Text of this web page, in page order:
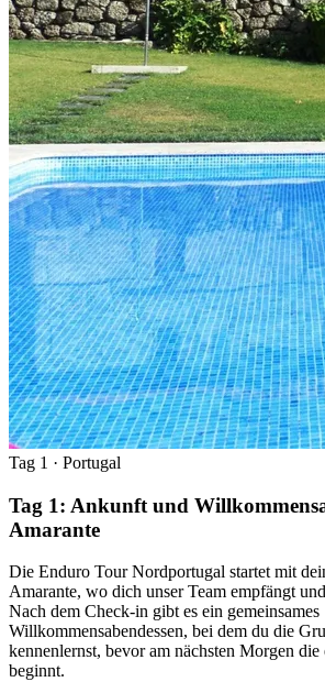
Tag 1 · Portugal
Tag 1: Ankunft und
Amarante
Die Enduro Tour Nordportugal startet mit
Amarante, wo dich unser Team empfängt
Nach dem Check-in gibt es ein gemeinsames
Willkommensabendessen, bei dem du die
kennenlernst, bevor am nächsten Morgen die
beginnt.